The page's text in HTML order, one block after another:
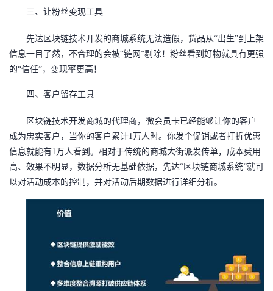
我
程
认
证
的
实
验
我
的
收
的
支
持
我
声
建
议
三、 让粉丝变现工具
先达区块链技术开发的商城系统无法造假，货品从“出生”到上架
信息一目了然，不合理的会被“链网”剔除！粉丝看到好物就具有更强
的“信任”，变现率更高！
四、 客户留存工具
区块链技术开发商城的代理商，微会员卡已经能够让你的客户
成为忠实客户，当你的客户累计1万人时。你发个促销或者打折优惠
信息就能有1万人看到。相对于传统的商城大街派发传单，成本费用
高、效果不明显，数据分析无基础依据， 先达“区块链商城系统”就可
以对活动成本的控制，并对活动后期数据进行详细分析。